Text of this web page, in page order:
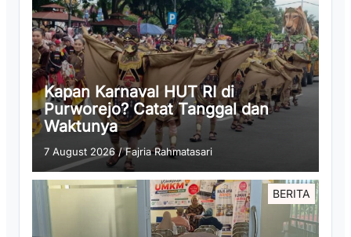
Kapan Karnaval HUT RI di
Purworejo? Catat Tanggal dan
Waktunya
7 August 2026 /Fajria Rahmatasari
BERITA